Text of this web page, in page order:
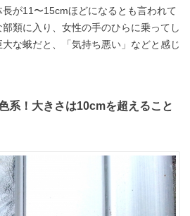
が11〜15cmほどになるとも言われて
類に入り、女性の手のひらに乗ってし
な蛾だと、「気持ち悪い」などと感じ
系！大きさは10cmを超えること